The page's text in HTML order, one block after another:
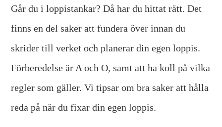
Går du i loppistankar? Då har du hittat rätt. Det
finns en del saker att fundera över innan du
skrider till verket och planerar din egen loppis.
Förberedelse är A och O, samt att ha koll på vilka
regler som gäller. Vi tipsar om bra saker att hålla
reda på när du fixar din egen loppis.